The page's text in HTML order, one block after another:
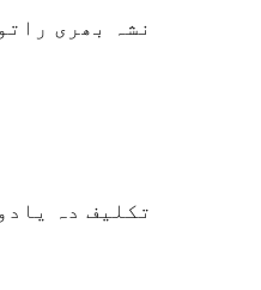
نشہ بھری
تکلیف دہ